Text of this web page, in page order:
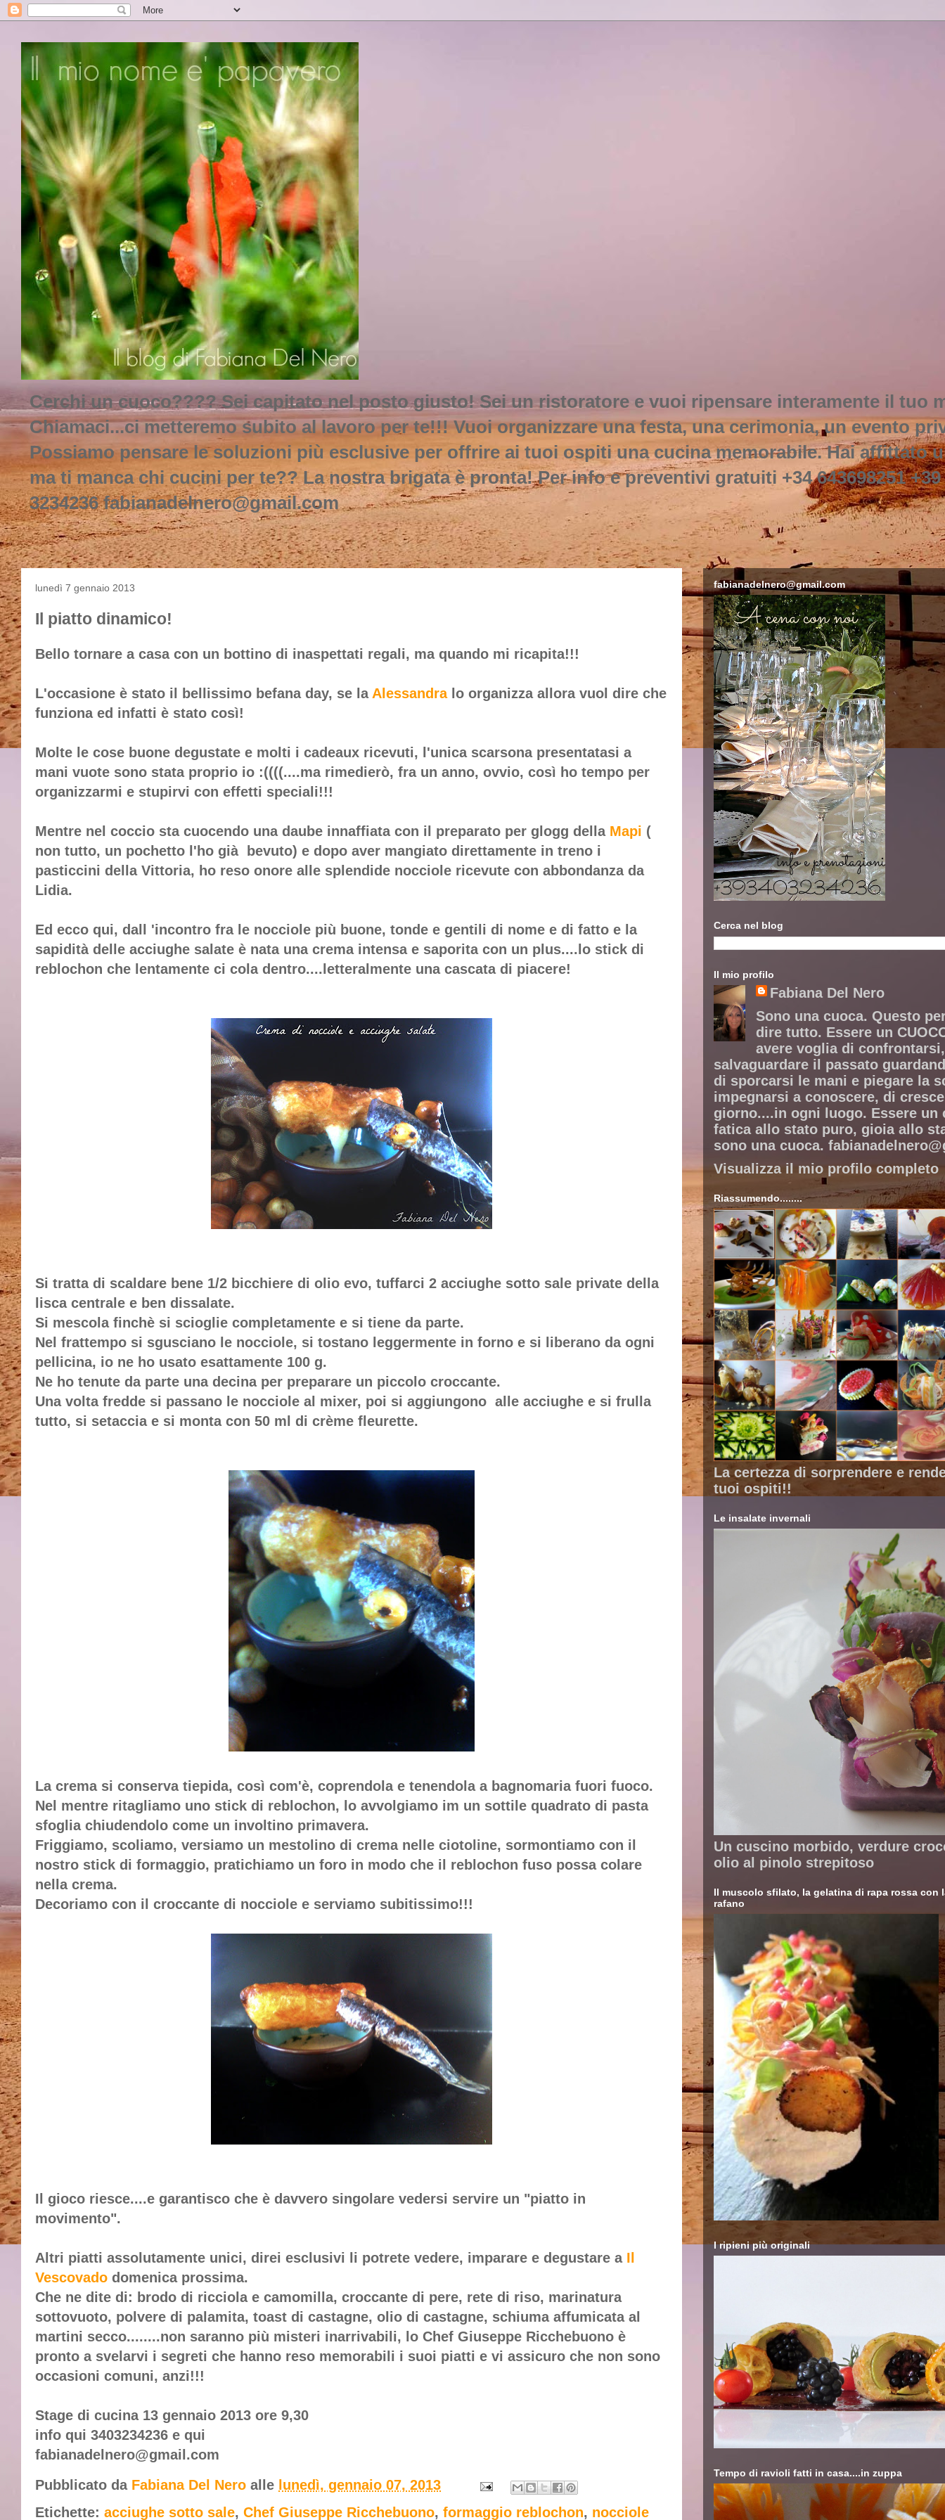
Cerchi un cuoco???? Sei capitato nel posto giusto! Sei un ristoratore e vuoi ripensare interamente il tuo
Chiamaci...ci metteremo subito al lavoro per te!!! Vuoi organizzare una festa, una cerimonia, un evento
Possiamo pensare le soluzioni più esclusive per offrire ai tuoi ospiti una cucina memorabile. Hai affittato
ma ti manca chi cucini per te?? La nostra brigata è pronta! Per info e preventivi gratuiti +34 643698251 +39
3234236 fabianadelnero@gmail.com
lunedì 7 gennaio 2013
Il piatto dinamico!
Bello tornare a casa con un bottino di inaspettati regali, ma quando mi ricapita!!!
L'occasione è stato il bellissimo befana day, se la Alessandralo organizza allora vuol dire che
funziona ed infatti è stato così!
Molte le cose buone degustate e molti i cadeaux ricevuti, l'unica scarsona presentatasi a
mani vuote sono stata proprio io :((((....ma rimedierò, fra un anno, ovvio, così ho tempo per
organizzarmi e stupirvi con effetti speciali!!!
Mentre nel coccio sta cuocendo una daube innaffiata con il preparato per glogg della Mapi (
non tutto, un pochetto l'ho già bevuto) e dopo aver mangiato direttamente in treno i
pasticcini della Vittoria, ho reso onore alle splendide nocciole ricevute con abbondanza da
Lidia.
Ed ecco qui, dall 'incontro fra le nocciole più buone, tonde e gentili di nome e di fatto e la
sapidità delle acciughe salate è nata una crema intensa e saporita con un plus....lo stick di
reblochon che lentamente ci cola dentro....letteralmente una cascata di piacere!
Si tratta di scaldare bene 1/2 bicchiere di olio evo, tuffarci 2 acciughe sotto sale private della
lisca centrale e ben dissalate.
Si mescola finchè si scioglie completamente e si tiene da parte.
Nel frattempo si sgusciano le nocciole, si tostano leggermente in forno e si liberano da ogni
pellicina, io ne ho usato esattamente 100 g.
Ne ho tenute da parte una decina per preparare un piccolo croccante.
Una volta fredde si passano le nocciole al mixer, poi si aggiungono alle acciughe e si frulla
tutto, si setaccia e si monta con 50 ml di crème fleurette.
La crema si conserva tiepida, così com'è, coprendola e tenendola a bagnomaria fuori fuoco.
Nel mentre ritagliamo uno stick di reblochon, lo avvolgiamo im un sottile quadrato di pasta
sfoglia chiudendolo come un involtino primavera.
Friggiamo, scoliamo, versiamo un mestolino di crema nelle ciotoline, sormontiamo con il
nostro stick di formaggio, pratichiamo un foro in modo che il reblochon fuso possa colare
nella crema.
Decoriamo con il croccante di nocciole e serviamo subitissimo!!!
Il gioco riesce....e garantisco che è davvero singolare vedersi servire un "piatto in
movimento".
Altri piatti assolutamente unici, direi esclusivi li potrete vedere, imparare e degustare a Il
Vescovado domenica prossima.
Che ne dite di: brodo di ricciola e camomilla, croccante di pere, rete di riso, marinatura
sottovuoto, polvere di palamita, toast di castagne, olio di castagne, schiuma affumicata al
martini secco........non saranno più misteri inarrivabili, lo Chef Giuseppe Ricchebuono è
pronto a svelarvi i segreti che hanno reso memorabili i suoi piatti e vi assicuro che non sono
occasioni comuni, anzi!!!
Stage di cucina 13 gennaio 2013 ore 9,30
info qui 3403234236 e qui
fabianadelnero@gmail.com
Pubblicato da Fabiana Del Nero alle lunedì, gennaio 07, 2013
Etichette: acciughe sotto sale, Chef Giuseppe Ricchebuono, formaggio reblochon, nocciole
fabianadelnero@gmail.com
Cerca nel blog
Il mio profilo
Fabiana Del Nero
Sono una cuoca. Questo
dire tutto. Essere un
avere voglia di
salvaguardare il passato
di sporcarsi le mani e piegare la
impegnarsi a conoscere, di
giorno....in ogni luogo. Essere un
fatica allo stato puro, gioia allo
sono una cuoca.
Visualizza il mio profilo completo
Riassumendo........
La certezza di sorprendere e
tuoi ospiti!!
Le insalate invernali
Un cuscino morbido, verdure
olio al pinolo strepitoso
Il muscolo sfilato, la gelatina di rapa rossa con
rafano
I ripieni più originali
Tempo di ravioli fatti in casa....in zuppa